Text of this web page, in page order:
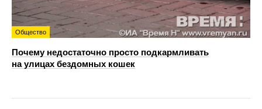
Общество
Почему недостаточно просто подкармливать
на улицах бездомных кошек